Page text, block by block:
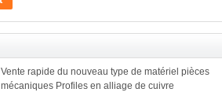
Vente rapide du nouveau type de matériel pièces
mécaniques Profiles en alliage de cuivre